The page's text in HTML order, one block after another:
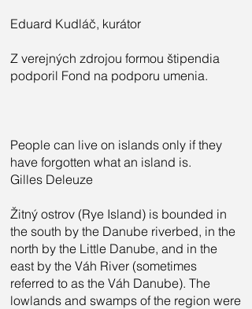
Eduard Kudláč, kurátor
Z verejných zdrojou formou štipendia
podporil Fond na podporu umenia.
People can live on islands only if they
have forgotten what an island is.
Gilles Deleuze
Žitný ostrov (Rye Island) is bounded in
the south by the Danube riverbed, in the
north by the Little Danube, and in the
east by the Váh River (sometimes
referred to as the Váh Danube). The
lowlands and swamps of the region were